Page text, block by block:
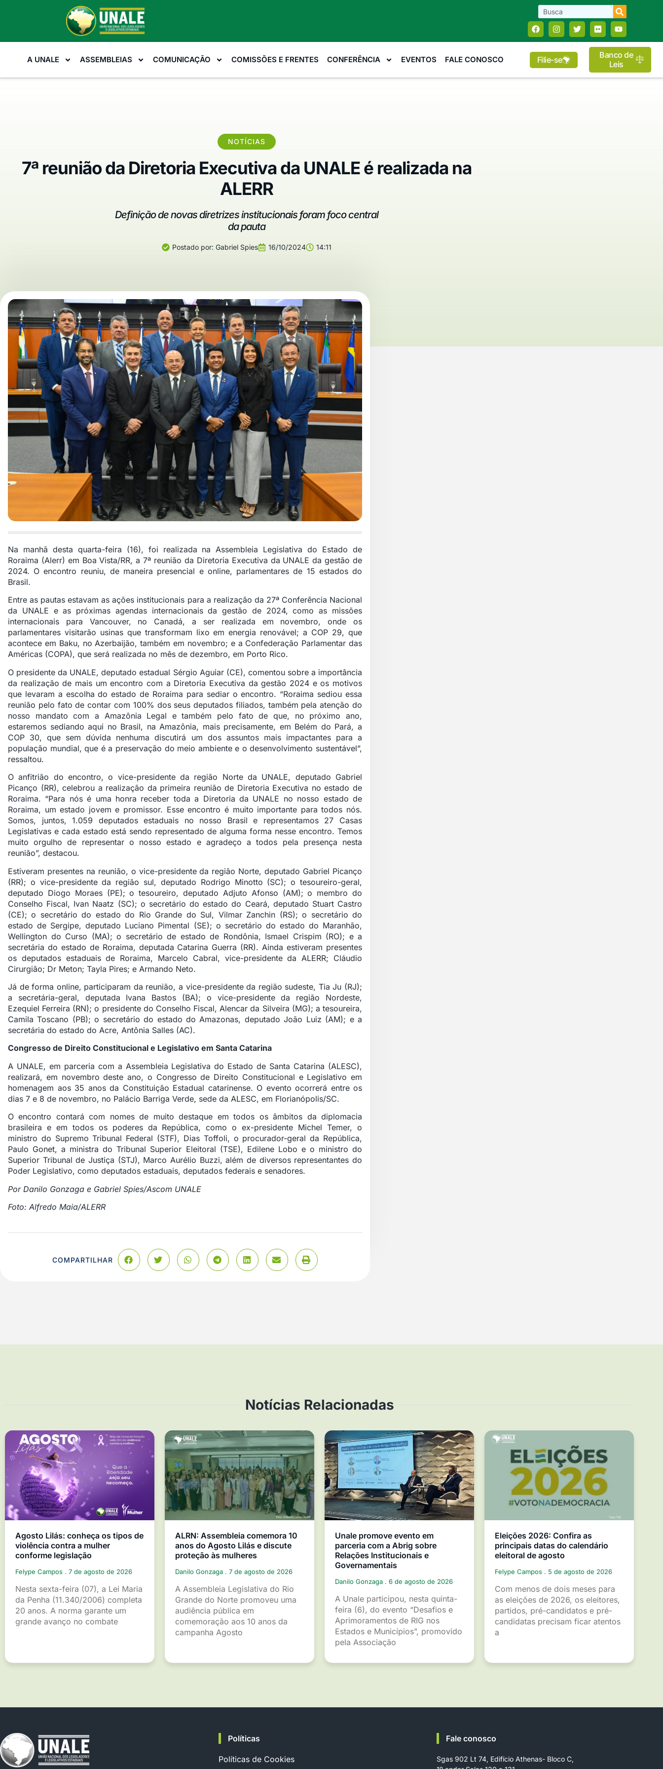
A UNALE ASSEMBLEIAS COMUNICAÇÃO COMISSÕES E FRENTES CONFERÊNCIA EVENTOS FALE CONOSCO Filie-se
Banco de
Leis
NOTÍCIAS
7ª reunião da Diretoria Executiva da UNALE é realizada na
ALERR
Definição de novas diretrizes institucionais foram foco central
da pauta
Postado por: Gabriel Spies 16/10/2024 14:11
Na manhã desta quarta-feira (16), foi realizada na Assembleia Legislativa do Estado de
Roraima (Alerr) em Boa Vista/RR, a 7ª reunião da Diretoria Executiva da UNALE da gestão de
2024. O encontro reuniu, de maneira presencial e online, parlamentares de 15 estados do
Brasil.
Entre as pautas estavam as ações institucionais para a realização da 27ª Conferência Nacional
da UNALE e as próximas agendas internacionais da gestão de 2024, como as missões
internacionais para Vancouver, no Canadá, a ser realizada em novembro, onde os
parlamentares visitarão usinas que transformam lixo em energia renovável; a COP 29, que
acontece em Baku, no Azerbaijão, também em novembro; e a Confederação Parlamentar das
Américas (COPA), que será realizada no mês de dezembro, em Porto Rico.
O presidente da UNALE, deputado estadual Sérgio Aguiar (CE), comentou sobre a importância
da realização de mais um encontro com a Diretoria Executiva da gestão 2024 e os motivos
que levaram a escolha do estado de Roraima para sediar o encontro. “Roraima sediou essa
reunião pelo fato de contar com 100% dos seus deputados filiados, também pela atenção do
nosso mandato com a Amazônia Legal e também pelo fato de que, no próximo ano,
estaremos sediando aqui no Brasil, na Amazônia, mais precisamente, em Belém do Pará, a
COP 30, que sem dúvida nenhuma discutirá um dos assuntos mais impactantes para a
população mundial, que é a preservação do meio ambiente e o desenvolvimento sustentável”,
ressaltou.
O anfitrião do encontro, o vice-presidente da região Norte da UNALE, deputado Gabriel
Picanço (RR), celebrou a realização da primeira reunião de Diretoria Executiva no estado de
Roraima. “Para nós é uma honra receber toda a Diretoria da UNALE no nosso estado de
Roraima, um estado jovem e promissor. Esse encontro é muito importante para todos nós.
Somos, juntos, 1.059 deputados estaduais no nosso Brasil e representamos 27 Casas
Legislativas e cada estado está sendo representado de alguma forma nesse encontro. Temos
muito orgulho de representar o nosso estado e agradeço a todos pela presença nesta
reunião”, destacou.
Estiveram presentes na reunião, o vice-presidente da região Norte, deputado Gabriel Picanço
(RR); o vice-presidente da região sul, deputado Rodrigo Minotto (SC); o tesoureiro-geral,
deputado Diogo Moraes (PE); o tesoureiro, deputado Adjuto Afonso (AM); o membro do
Conselho Fiscal, Ivan Naatz (SC); o secretário do estado do Ceará, deputado Stuart Castro
(CE); o secretário do estado do Rio Grande do Sul, Vilmar Zanchin (RS); o secretário do
estado de Sergipe, deputado Luciano Pimental (SE); o secretário do estado do Maranhão,
Wellington do Curso (MA); o secretário de estado de Rondônia, Ismael Crispim (RO); e a
secretária do estado de Roraima, deputada Catarina Guerra (RR). Ainda estiveram presentes
os deputados estaduais de Roraima, Marcelo Cabral, vice-presidente da ALERR; Cláudio
Cirurgião; Dr Meton; Tayla Pires; e Armando Neto.
Já de forma online, participaram da reunião, a vice-presidente da região sudeste, Tia Ju (RJ);
a secretária-geral, deputada Ivana Bastos (BA); o vice-presidente da região Nordeste,
Ezequiel Ferreira (RN); o presidente do Conselho Fiscal, Alencar da Silveira (MG); a tesoureira,
Camila Toscano (PB); o secretário do estado do Amazonas, deputado João Luiz (AM); e a
secretária do estado do Acre, Antônia Salles (AC).
Congresso de Direito Constitucional e Legislativo em Santa Catarina
A UNALE, em parceria com a Assembleia Legislativa do Estado de Santa Catarina (ALESC),
realizará, em novembro deste ano, o Congresso de Direito Constitucional e Legislativo em
homenagem aos 35 anos da Constituição Estadual catarinense. O evento ocorrerá entre os
dias 7 e 8 de novembro, no Palácio Barriga Verde, sede da ALESC, em Florianópolis/SC.
O encontro contará com nomes de muito destaque em todos os âmbitos da diplomacia
brasileira e em todos os poderes da República, como o ex-presidente Michel Temer, o
ministro do Supremo Tribunal Federal (STF), Dias Toffoli, o procurador-geral da República,
Paulo Gonet, a ministra do Tribunal Superior Eleitoral (TSE), Edilene Lobo e o ministro do
Superior Tribunal de Justiça (STJ), Marco Aurélio Buzzi, além de diversos representantes do
Poder Legislativo, como deputados estaduais, deputados federais e senadores.
Por Danilo Gonzaga e Gabriel Spies/Ascom UNALE
Foto: Alfredo Maia/ALERR
COMPARTILHAR
Notícias Relacionadas
Agosto Lilás: conheça os tipos de
violência contra a mulher
conforme legislação
Felype Campos 7 de agosto de 2026
Nesta sexta-feira (07), a Lei Maria
da Penha (11.340/2006) completa
20 anos. A norma garante um
grande avanço no combate
ALRN: Assembleia comemora 10
anos do Agosto Lilás e discute
proteção às mulheres
Danilo Gonzaga 7 de agosto de 2026
A Assembleia Legislativa do Rio
Grande do Norte promoveu uma
audiência pública em
comemoração aos 10 anos da
campanha Agosto
Unale promove evento em
parceria com a Abrig sobre
Relações Institucionais e
Governamentais
Danilo Gonzaga 6 de agosto de 2026
A Unale participou, nesta quinta-
feira (6), do evento “Desafios e
Aprimoramentos de RIG nos
Estados e Municípios”, promovido
pela Associação
Eleições 2026: Confira as
principais datas do calendário
eleitoral de agosto
Felype Campos 5 de agosto de 2026
Com menos de dois meses para
as eleições de 2026, os eleitores,
partidos, pré-candidatos e pré-
candidatas precisam ficar atentos
a
Políticas
Políticas de Cookies
Fale conosco
Sgas 902 Lt 74, Edifício Athenas- Bloco C,